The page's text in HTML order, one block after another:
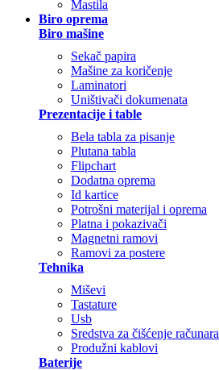
Mastila
Biro oprema
Biro mašine
Sekač papira
Mašine za koričenje
Laminatori
Uništivači dokumenata
Prezentacije i table
Bela tabla za pisanje
Plutana tabla
Flipchart
Dodatna oprema
Id kartice
Potrošni materijal i oprema
Platna i pokazivači
Magnetni ramovi
Ramovi za postere
Tehnika
Miševi
Tastature
Usb
Sredstva za čišćenje računara
Produžni kablovi
Baterije